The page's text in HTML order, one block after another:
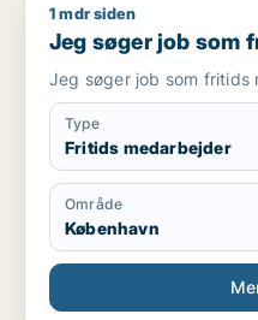
Jeg søger job som fritids
1 mdr siden
Jeg søger job som
Jeg søger job som fritids
Type
Fritids medarbejder
Område
København